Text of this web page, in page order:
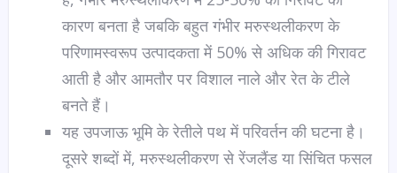
कारण बनता है जबकि बहुत गंभीर मरुस्थलीकरण के
परिणामस्वरूप उत्पादकता में 50% से अधिक की गिरावट
आती है और आमतौर पर विशाल नाले और रेत के टीले
बनते हैं।
यह उपजाऊ भूमि के रेतीले पथ में परिवर्तन की घटना है।
दूसरे शब्दों में, मरुस्थलीकरण से रेंजलैंड या सिंचित फसल